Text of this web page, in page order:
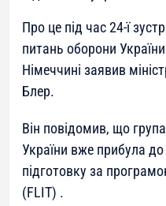
Про це під час 24-ї
питань оборони
Німеччині заявив
Блер.
Він повідомив, що
України вже прибула
підготовку за
(FLIT) .